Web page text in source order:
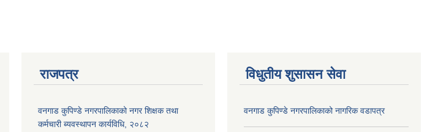
राजपत्र
वनगाड कुपिण्डे नगरपालिकाको नगर शिक्षक तथा
कर्मचारी ब्यवस्थापन कार्यविधि, २०८२
विधुतीय शुसासन सेवा
वनगाड कुपिण्डे नगरपालिकाको नागरिक वडापत्र